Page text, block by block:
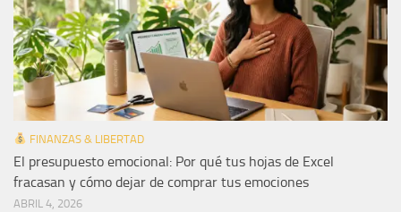
FINANZAS & LIBERTAD
El presupuesto emocional: Por qué tus hojas de Excel
fracasan y cómo dejar de comprar tus emociones
ABRIL 4, 2026